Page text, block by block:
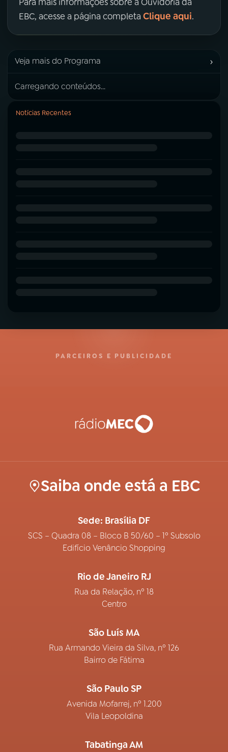
EBC, acesse a página completa Clique aqui.
Veja mais do Programa ›
Carregando conteúdos...
Notícias Recentes
PARCEIROS E PUBLICIDADE
Saiba onde está a EBC
Sede: Brasília DF
SCS – Quadra 08 – Bloco B 50/60 – 1º Subsolo
Edifício Venâncio Shopping
Rio de Janeiro RJ
Rua da Relação, nº 18
Centro
São Luís MA
Rua Armando Vieira da Silva, nº 126
Bairro de Fátima
São Paulo SP
Avenida Mofarrej, nº 1.200
Vila Leopoldina
Tabatinga AM